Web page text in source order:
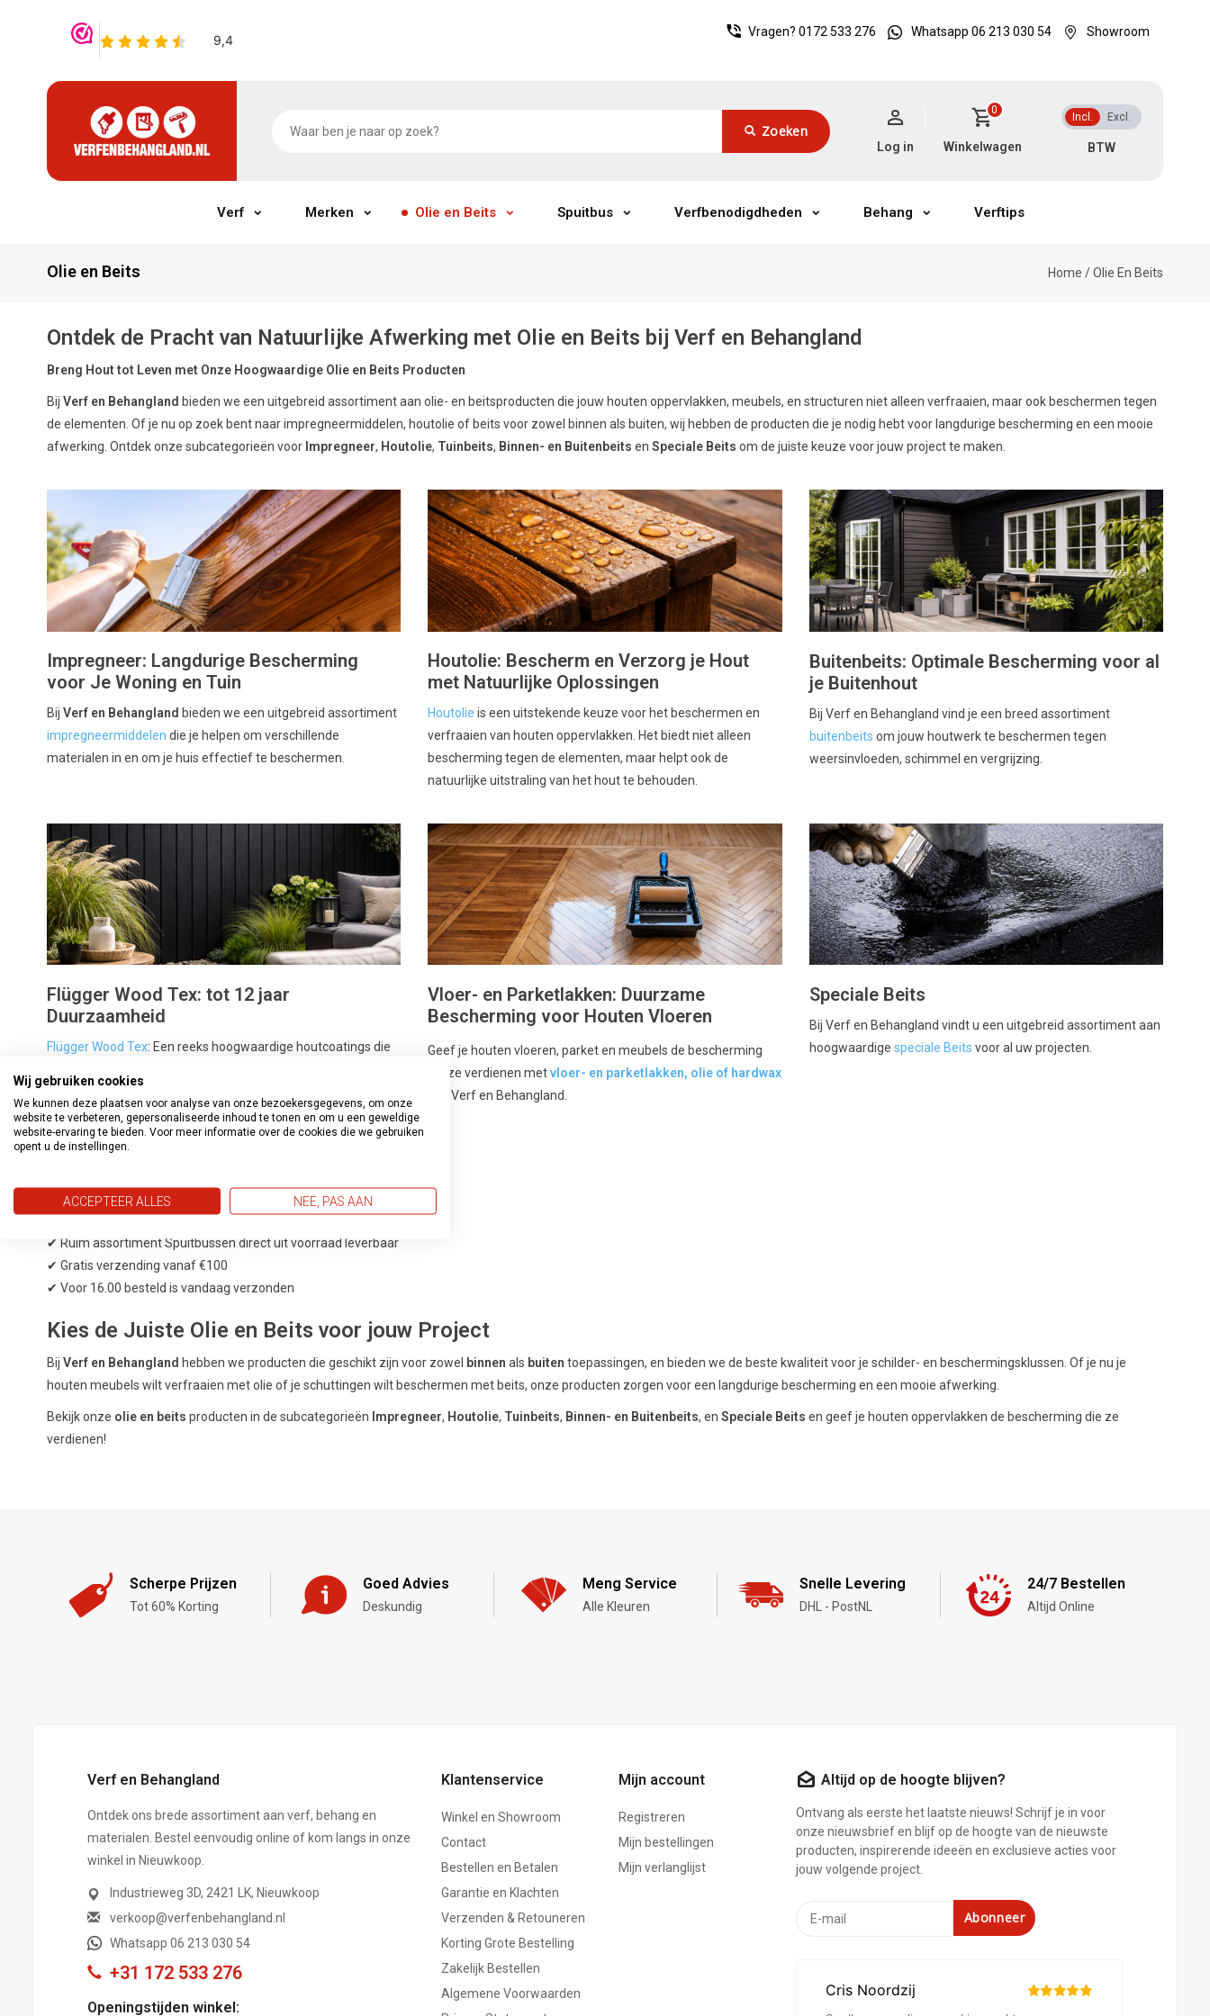
Vragen? 0172 533 276 Whatsapp 06 213 030 54 Showroom
Zoeken
Incl. Excl.
0
Winkelwagen
Log in
Verf Merken Olie en Beits Spuitbus Verfbenodigdheden Behang Verftips
Olie en Beits Home /Olie En Beits
Ontdek de Pracht van Natuurlijke Afwerking met Olie en Beits bij Verf en Behangland
Breng Hout tot Leven met Onze Hoogwaardige Olie en Beits Producten
Bij Verf en Behangland bieden we een uitgebreid assortiment aan olie- en beitsproducten die jouw houten oppervlakken, meubels, en structuren niet alleen verfraaien, maar ook beschermen tegen
de elementen. Of je nu op zoek bent naar impregneermiddelen, houtolie of beits voor zowel binnen als buiten, wij hebben de producten die je nodig hebt voor langdurige bescherming en een mooie
afwerking. Ontdek onze subcategorieën voor Impregneer, Houtolie, Tuinbeits, Binnen- en Buitenbeits en Speciale Beits om de juiste keuze voor jouw project te maken.
Impregneer: Langdurige Bescherming
voor Je Woning en Tuin
Bij Verf en Behangland bieden we een uitgebreid assortiment
impregneermiddelen die je helpen om verschillende
materialen in en om je huis effectief te beschermen.
Houtolie: Bescherm en Verzorg je Hout
met Natuurlijke Oplossingen
Houtolieis een uitstekende keuze voor het beschermen en
verfraaien van houten oppervlakken. Het biedt niet alleen
bescherming tegen de elementen, maar helpt ook de
natuurlijke uitstraling van het hout te behouden.
Buitenbeits: Optimale Bescherming voor al
je Buitenhout
Bij Verf en Behangland vind je een breed assortiment
buitenbeits om jouw houtwerk te beschermen tegen
weersinvloeden, schimmel en vergrijzing.
Flügger Wood Tex: tot 12 jaar
Duurzaamheid
Flügger Wood Tex: Een reeks hoogwaardige houtcoatings die
Vloer- en Parketlakken: Duurzame
Bescherming voor Houten Vloeren
Geef je houten vloeren, parket en meubels de bescherming
die ze verdienen metvloer- en parketlakken, olie of hardwax
van Verf en Behangland.
Speciale Beits
Bij Verf en Behangland vindt u een uitgebreid assortiment aan
hoogwaardige speciale Beits voor al uw projecten.
✔ Scherpe prijzen & snelle levering
✔ Ruim assortiment Spuitbussen direct uit voorraad leverbaar
✔ Gratis verzending vanaf €100
✔ Voor 16.00 besteld is vandaag verzonden
Kies de Juiste Olie en Beits voor jouw Project
Bij Verf en Behangland hebben we producten die geschikt zijn voor zowel binnen als buiten toepassingen, en bieden we de beste kwaliteit voor je schilder- en beschermingsklussen. Of je nu je
houten meubels wilt verfraaien met olie of je schuttingen wilt beschermen met beits, onze producten zorgen voor een langdurige bescherming en een mooie afwerking.
Bekijk onze olie en beits producten in de subcategorieën Impregneer, Houtolie, Tuinbeits, Binnen- en Buitenbeits, en Speciale Beits en geef je houten oppervlakken de bescherming die ze
verdienen!
Scherpe Prijzen
Tot 60% Korting
Goed Advies
Deskundig
Meng Service
Alle Kleuren
Snelle Levering
DHL - PostNL
24/7 Bestellen
Altijd Online
Verf en Behangland
Ontdek ons brede assortiment aan verf, behang en
materialen. Bestel eenvoudig online of kom langs in onze
winkel in Nieuwkoop.
Industrieweg 3D, 2421 LK, Nieuwkoop
verkoop@verfenbehangland.nl
Whatsapp 06 213 030 54
+31 172 533 276
Openingstijden winkel:
Klantenservice
Winkel en Showroom
Contact
Bestellen en Betalen
Garantie en Klachten
Verzenden & Retouneren
Korting Grote Bestelling
Zakelijk Bestellen
Algemene Voorwaarden
Mijn account
Registreren
Mijn bestellingen
Mijn verlanglijst
Altijd op de hoogte blijven?
Ontvang als eerste het laatste nieuws! Schrijf je in voor
onze nieuwsbrief en blijf op de hoogte van de nieuwste
producten, inspirerende ideeën en exclusieve acties voor
jouw volgende project.
Abonneer
Wij gebruiken cookies
We kunnen deze plaatsen voor analyse van onze bezoekersgegevens, om onze
website te verbeteren, gepersonaliseerde inhoud te tonen en om u een geweldige
website-ervaring te bieden. Voor meer informatie over de cookies die we gebruiken
opent u de instellingen.
ACCEPTEER ALLES NEE, PAS AAN